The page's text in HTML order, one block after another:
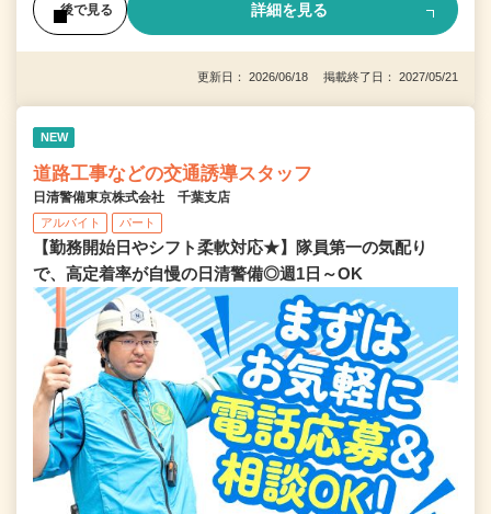
後で見る 詳細を見る
更新日： 2026/06/18 掲載終了日： 2027/05/21
NEW
道路工事などの交通誘導スタッフ
日清警備東京株式会社 千葉支店
アルバイト パート
【勤務開始日やシフト柔軟対応★】隊員第一の気配り
で、高定着率が自慢の日清警備◎週1日～OK